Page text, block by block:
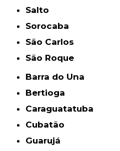
Salto
Sorocaba
São Carlos
São Roque
Barra do Una
Bertioga
Caraguatatuba
Cubatão
Guarujá